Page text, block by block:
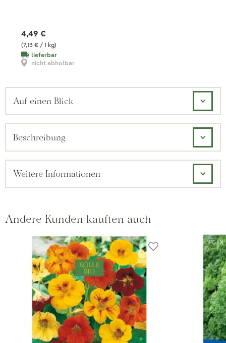
(7,13 € / 1 kg)
4,49 €
lieferbar
nicht abholbar
Auf einen Blick
Beschreibung
Weitere Informationen
Andere Kunden kauften auch